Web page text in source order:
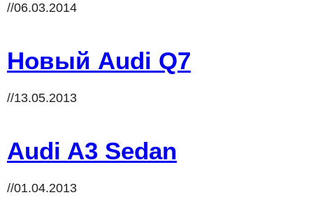
//06.03.2014
Новый Audi Q7
//13.05.2013
Audi A3 Sedan
//01.04.2013